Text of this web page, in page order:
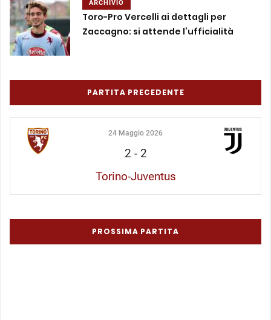
ARCHIVIO
Toro-Pro Vercelli ai dettagli per
Zaccagno: si attende l’ufficialità
PARTITA PRECEDENTE
24 Maggio 2026
2 - 2
Torino-Juventus
PROSSIMA PARTITA